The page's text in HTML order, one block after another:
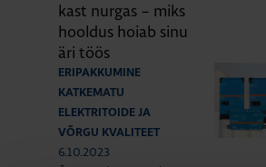
kast nurgas – miks
hooldus hoiab sinu
äri töös
ERIPAKKUMINE
KATKEMATU
ELEKTRITOIDE JA
VÕRGU KVALITEET
6.10.2023